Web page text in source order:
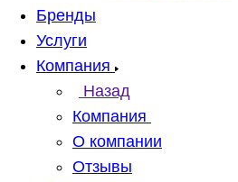
Бренды
Услуги
Компания
Назад
Компания
О компании
Отзывы